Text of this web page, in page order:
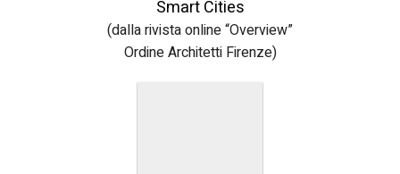
Smart Cities
(dalla rivista online “Overview”
Ordine Architetti Firenze)